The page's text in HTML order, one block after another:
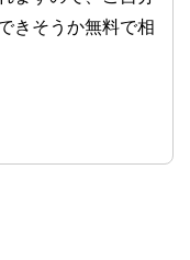
きそうか無料で相